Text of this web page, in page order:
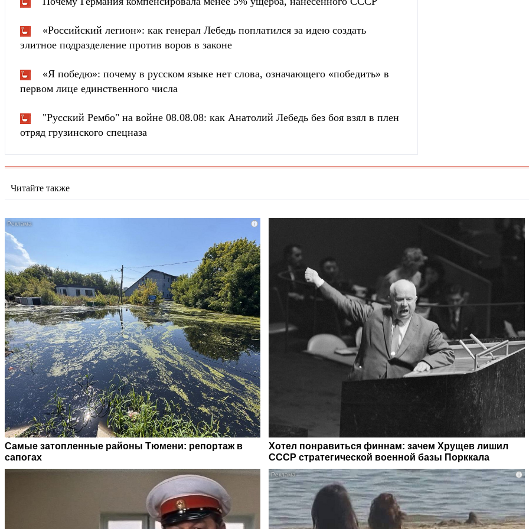
«Российский легион»: как генерал Лебедь поплатился за идею создать
элитное подразделение против воров в законе
«Я победю»: почему в русском языке нет слова, означающего «победить» в
первом лице единственного числа
"Русский Рембо" на войне 08.08.08: как Анатолий Лебедь без боя взял в плен
отряд грузинского спецназа
Читайте также
i
Самые затопленные районы Тюмени: репортаж в
сапогах
Хотел понравиться финнам: зачем Хрущев лишил
СССР стратегической военной базы Порккала
i